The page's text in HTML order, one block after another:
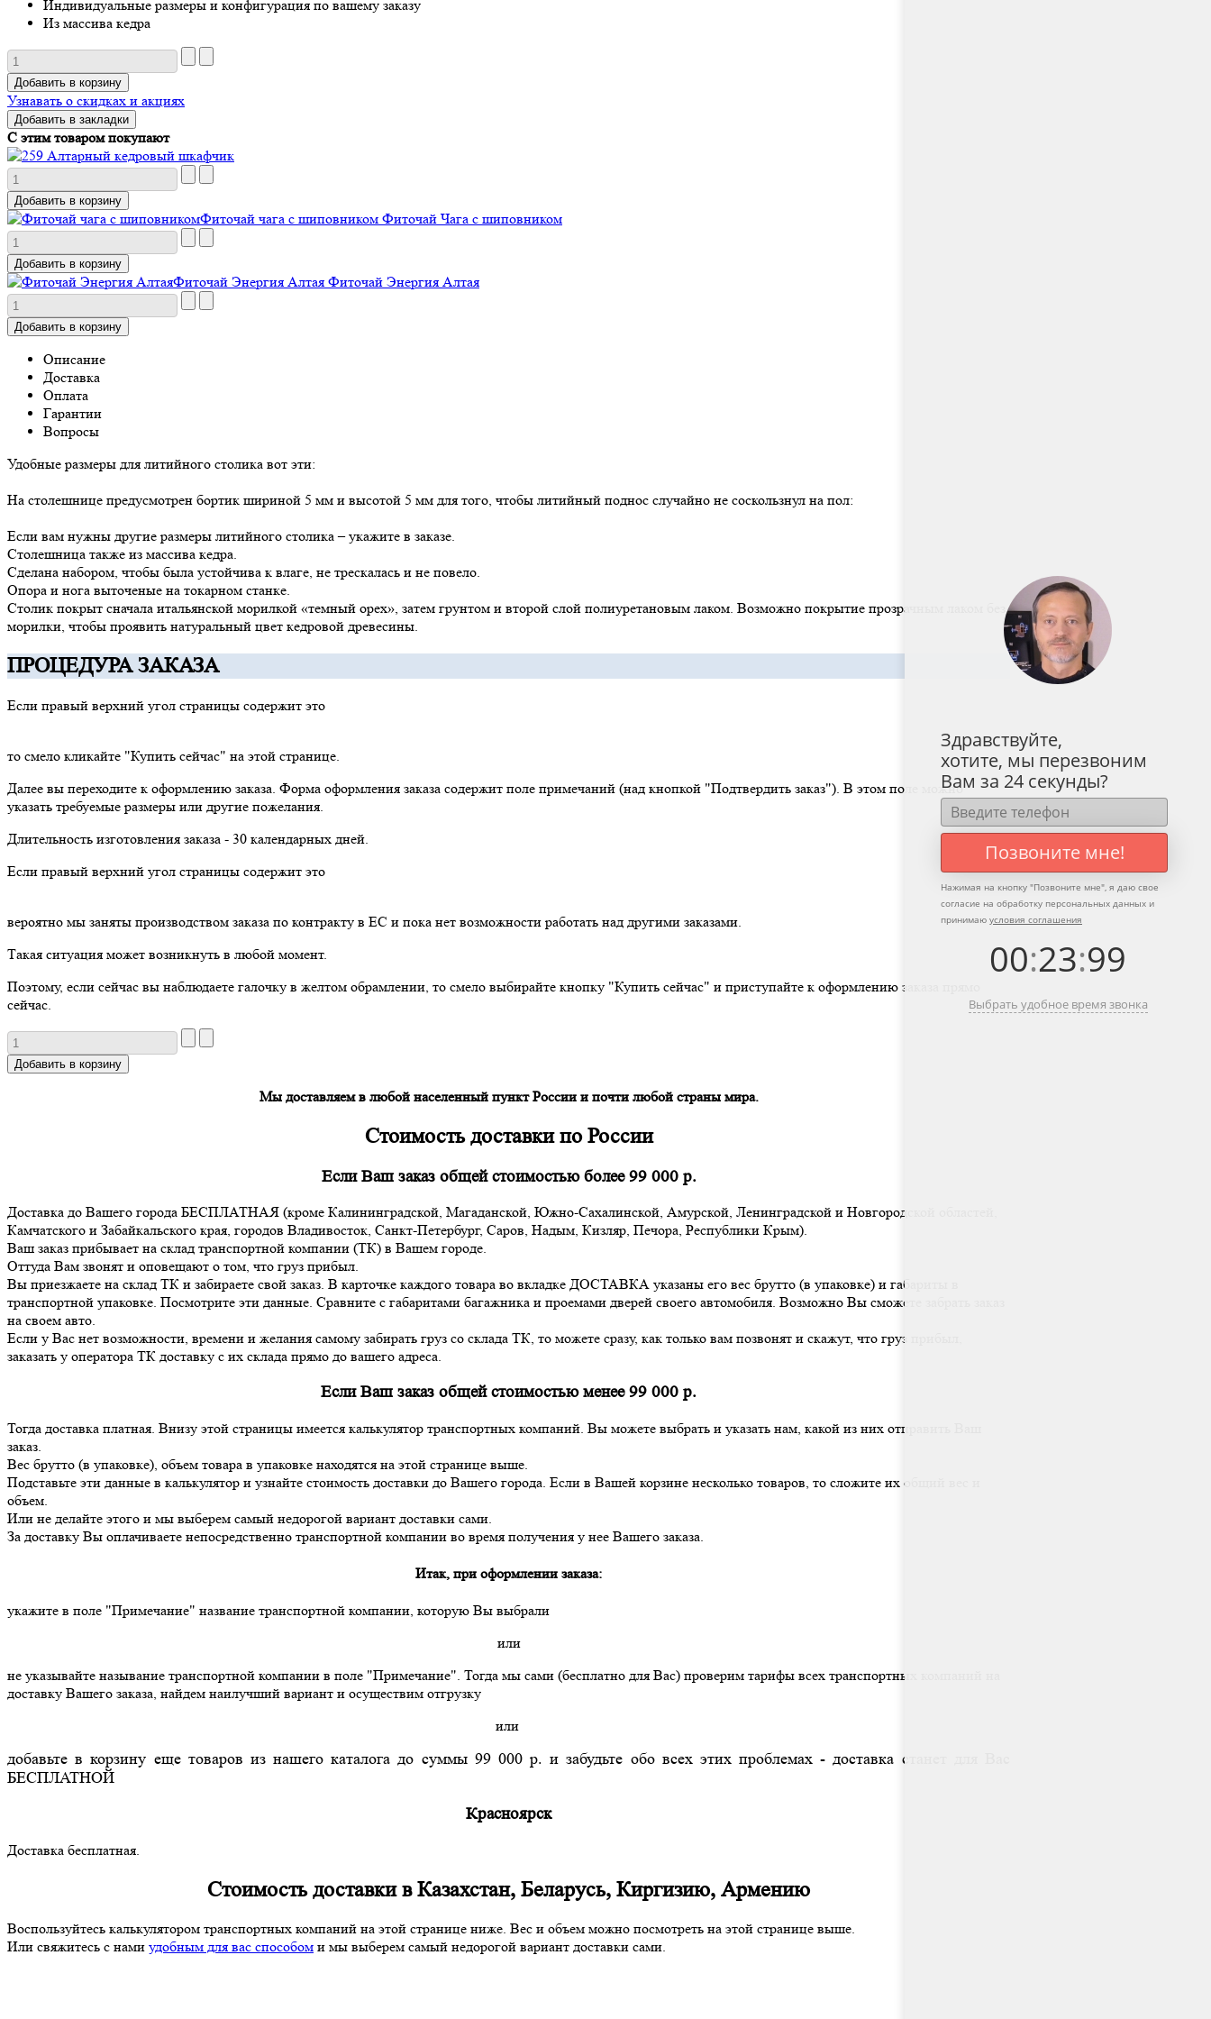
Индивидуальные размеры и конфигурация по вашему заказу
Из массива кедра
Узнавать о скидках и акциях
Добавить в закладки
C этим товаром покупают
Алтарный кедровый шкафчик
Фиточай чага с шиповником Фиточай Чага с шиповником
Фиточай Энергия Алтая Фиточай Энергия Алтая
Описание
Доставка
Оплата
Гарантии
Вопросы
Удобные размеры для литийного столика вот эти:
На столешнице предусмотрен бортик шириной 5 мм и высотой 5 мм для того, чтобы литийный поднос случайно не соскользнул на пол:
Если вам нужны другие размеры литийного столика – укажите в заказе.
Столешница также из массива кедра.
Сделана набором, чтобы была устойчива к влаге, не трескалась и не повело.
Опора и нога выточеные на токарном станке.
Столик покрыт сначала итальянской морилкой «темный орех», затем грунтом и второй слой полиуретановым лаком. Возможно покрытие прозрачным лаком без
морилки, чтобы проявить натуральный цвет кедровой древесины.
ПРОЦЕДУРА ЗАКАЗА
Если правый верхний угол страницы содержит это
то смело кликайте "Купить сейчас" на этой странице.
Далее вы переходите к оформлению заказа. Форма оформления заказа содержит поле примечаний (над кнопкой "Подтвердить заказ"). В этом поле можно
указать требуемые размеры или другие пожелания.
Длительность изготовления заказа - 30 календарных дней.
Если правый верхний угол страницы содержит это
вероятно мы заняты производством заказа по контракту в ЕС и пока нет возможности работать над другими заказами.
Такая ситуация может возникнуть в любой момент.
Поэтому, если сейчас вы наблюдаете галочку в желтом обрамлении, то смело выбирайте кнопку "Купить сейчас" и приступайте к оформлению заказа прямо
сейчас.
Мы доставляем в любой населенный пункт России и почти любой страны мира.
Стоимость доставки по России
Если Ваш заказ общей стоимостью более 99 000 р.
Доставка до Вашего города БЕСПЛАТНАЯ (кроме Калининградской, Магаданской, Южно-Сахалинской, Амурской, Ленинградской и Новгородской областей,
Камчатского и Забайкальского края, городов Владивосток, Санкт-Петербург, Саров, Надым, Кизляр, Печора, Республики Крым).
Ваш заказ прибывает на склад транспортной компании (ТК) в Вашем городе.
Оттуда Вам звонят и оповещают о том, что груз прибыл.
Вы приезжаете на склад ТК и забираете свой заказ. В карточке каждого товара во вкладке ДОСТАВКА указаны его вес брутто (в упаковке) и габариты в
транспортной упаковке. Посмотрите эти данные. Сравните с габаритами багажника и проемами дверей своего автомобиля. Возможно Вы сможете забрать заказ
на своем авто.
Если у Вас нет возможности, времени и желания самому забирать груз со склада ТК, то можете сразу, как только вам позвонят и скажут, что груз прибыл,
заказать у оператора ТК доставку с их склада прямо до вашего адреса.
Если Ваш заказ общей стоимостью менее 99 000 р.
Тогда доставка платная. Внизу этой страницы имеется калькулятор транспортных компаний. Вы можете выбрать и указать нам, какой из них отправить Ваш
заказ.
Вес брутто (в упаковке), объем товара в упаковке находятся на этой странице выше.
Подставьте эти данные в калькулятор и узнайте стоимость доставки до Вашего города. Если в Вашей корзине несколько товаров, то сложите их общий вес и
объем.
Или не делайте этого и мы выберем самый недорогой вариант доставки сами.
За доставку Вы оплачиваете непосредственно транспортной компании во время получения у нее Вашего заказа.
Итак, при оформлении заказа:
укажите в поле "Примечание" название транспортной компании, которую Вы выбрали
или
не указывайте называние транспортной компании в поле "Примечание". Тогда мы сами (бесплатно для Вас) проверим тарифы всех транспортных компаний на
доставку Вашего заказа, найдем наилучший вариант и осуществим отгрузку
или
добавьте в корзину еще товаров из нашего каталога до суммы 99 000 р. и забудьте обо всех этих проблемах - доставка станет для Вас
БЕСПЛАТНОЙ
Красноярск
Доставка бесплатная.
Стоимость доставки в Казахстан, Беларусь, Киргизию, Армению
Воспользуйтесь калькулятором транспортных компаний на этой странице ниже. Вес и объем можно посмотреть на этой странице выше.
Или свяжитесь с нами удобным для вас способом и мы выберем самый недорогой вариант доставки сами.
Здравствуйте,
хотите, мы перезвоним
Вам за 24 секунды?
Позвоните мне!
Нажимая на кнопку "Позвоните мне", я даю свое
согласие на обработку персональных данных и
принимаю условия соглашения
00:23:99
Выбрать удобное время звонка